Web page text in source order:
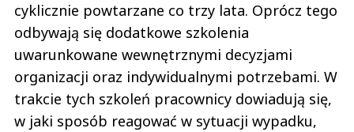
cyklicznie powtarzane co trzy lata. Oprócz tego
odbywają się dodatkowe szkolenia
uwarunkowane wewnętrznymi decyzjami
organizacji oraz indywidualnymi potrzebami. W
trakcie tych szkoleń pracownicy dowiadują się,
w jaki sposób reagować w sytuacji wypadku,